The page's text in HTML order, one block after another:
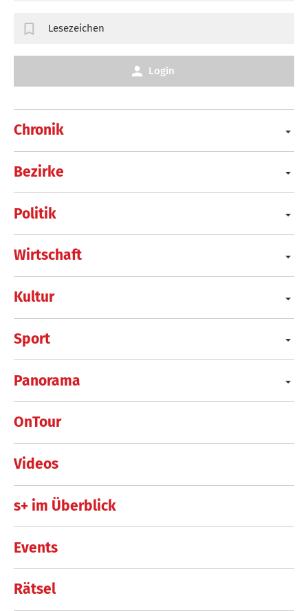
Chronik
Bezirke
Politik
Wirtschaft
Kultur
Sport
Panorama
OnTour
Videos
s+ im Überblick
Events
Rätsel
Lesezeichen
Login